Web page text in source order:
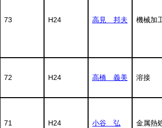
73 H24 高見 邦夫 機械加工
72 H24 高橋 義美 溶接
71 H24 小谷 弘 金属熱